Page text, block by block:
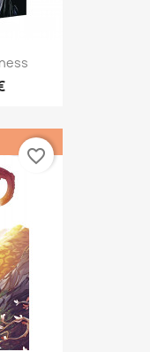
favorite_border